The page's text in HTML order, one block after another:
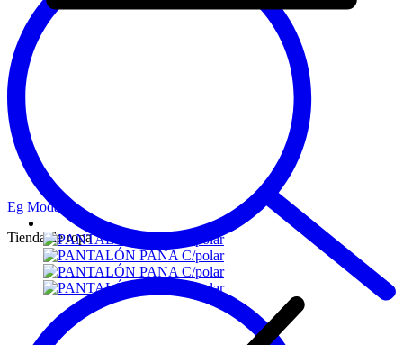
Eg Moda
Tienda de ropa